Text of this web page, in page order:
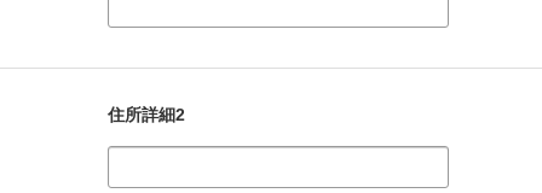
住所詳細2